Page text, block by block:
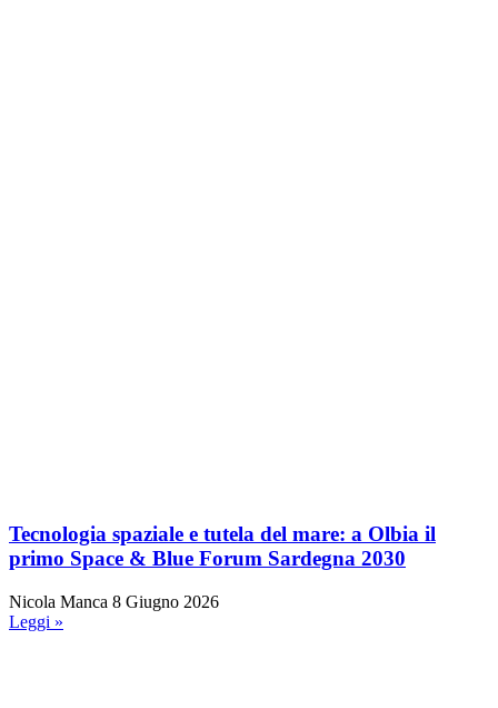
Tecnologia spaziale e tutela del mare: a Olbia il
primo Space & Blue Forum Sardegna 2030
Nicola Manca 8 Giugno 2026
Leggi »